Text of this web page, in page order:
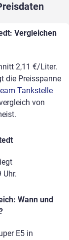
Vergleichen
2,11 €/Liter.
die Preisspanne
Tankstelle
von
Wann und
E5 in